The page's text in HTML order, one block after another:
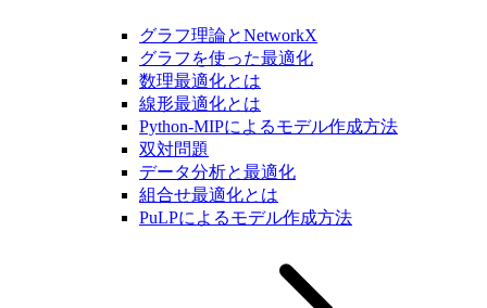
グラフ理論とNetworkX
グラフを使った最適化
数理最適化とは
線形最適化とは
Python-MIPによるモデル作成方法
双対問題
データ分析と最適化
組合せ最適化とは
PuLPによるモデル作成方法